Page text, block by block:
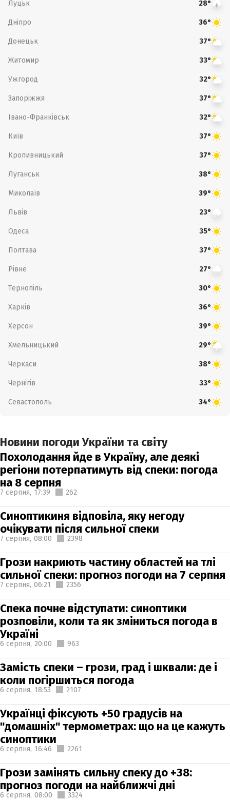
Луцьк 28°
Дніпро 36°
Донецьк 37°
Житомир 33°
Ужгород 32°
Запоріжжя 37°
Івано-Франківськ 32°
Київ 37°
Кропивницький 37°
Луганськ 38°
Миколаїв 39°
Львів 23°
Одеса 35°
Полтава 37°
Рівне 27°
Тернопіль 30°
Харків 36°
Херсон 39°
Хмельницький 29°
Черкаси 38°
Чернігів 33°
Севастополь 34°
Новини погоди України та світу
Похолодання йде в Україну, але деякі
регіони потерпатимуть від спеки: погода
на 8 серпня
7 серпня, 17:39 262
Синоптикиня відповіла, яку негоду
очікувати після сильної спеки
7 серпня, 08:00 2398
Грози накриють частину областей на тлі
сильної спеки: прогноз погоди на 7 серпня
7 серпня, 06:21 2356
Спека почне відступати: синоптики
розповіли, коли та як зміниться погода в
Україні
6 серпня, 20:00 963
Замість спеки – грози, град і шквали: де і
коли погіршиться погода
6 серпня, 18:53 2107
Українці фіксують +50 градусів на
"домашніх" термометрах: що на це кажуть
синоптики
6 серпня, 16:46 2261
Грози замінять сильну спеку до +38:
прогноз погоди на найближчі дні
6 серпня, 08:00 3324